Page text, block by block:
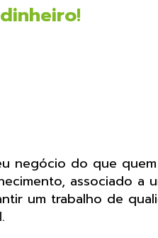
dinheiro!
negócio do que
associado a
um trabalho de